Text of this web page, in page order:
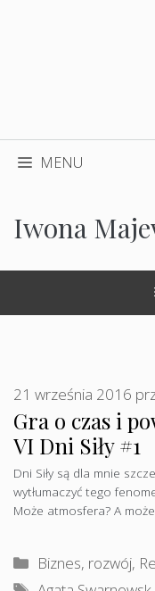
MENU
Iwona
Gra o czas i
VI Dni Siły #1
21 września 2016
Dni Siły są dla mnie
wytłumaczyć tego
Może atmosfera? A
Kategorie
Biznes, rozwój,